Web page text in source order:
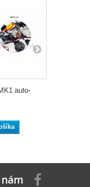
auto-